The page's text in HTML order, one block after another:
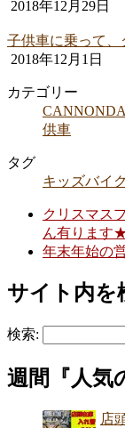
2018年12月29日
子供車に乗って、
2018年12月1日
カテゴリー
供車
タグ
キッズバイク
クリスマス
ん有ります
年末年始の
サイト内を
検索:
週間『人気
店